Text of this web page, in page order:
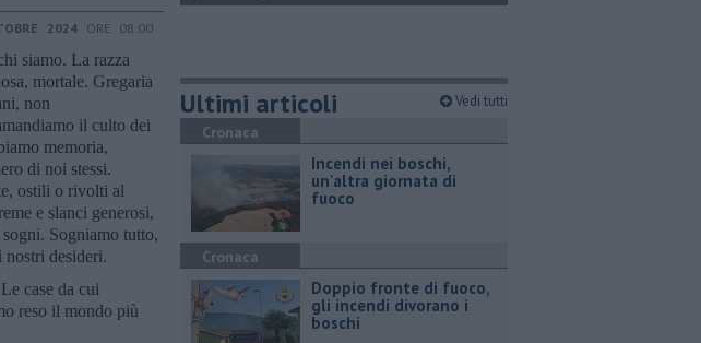
2024 ORE 08:00
siamo. La razza
mortale. Gregaria
non
il culto dei
memoria,
di noi stessi.
ostili o rivolti al
e slanci generosi,
Sogniamo tutto,
nostri desideri.
case da cui
reso il mondo più
Ultimi articoli Vedi tutti
Cronaca
Incendi nei boschi,
un'altra giornata di
fuoco
Cronaca
Doppio fronte di fuoco,
gli incendi divorano i
boschi